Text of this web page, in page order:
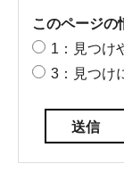
このページの
1：見つけ
3：見つけ